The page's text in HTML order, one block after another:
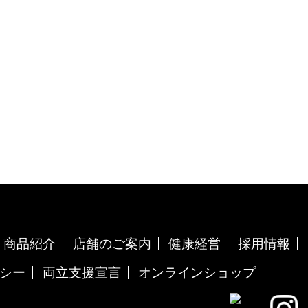
商品紹介 店舗のご案内 健康経営
採用情報
ー
両立支援宣言 オンラインショップ